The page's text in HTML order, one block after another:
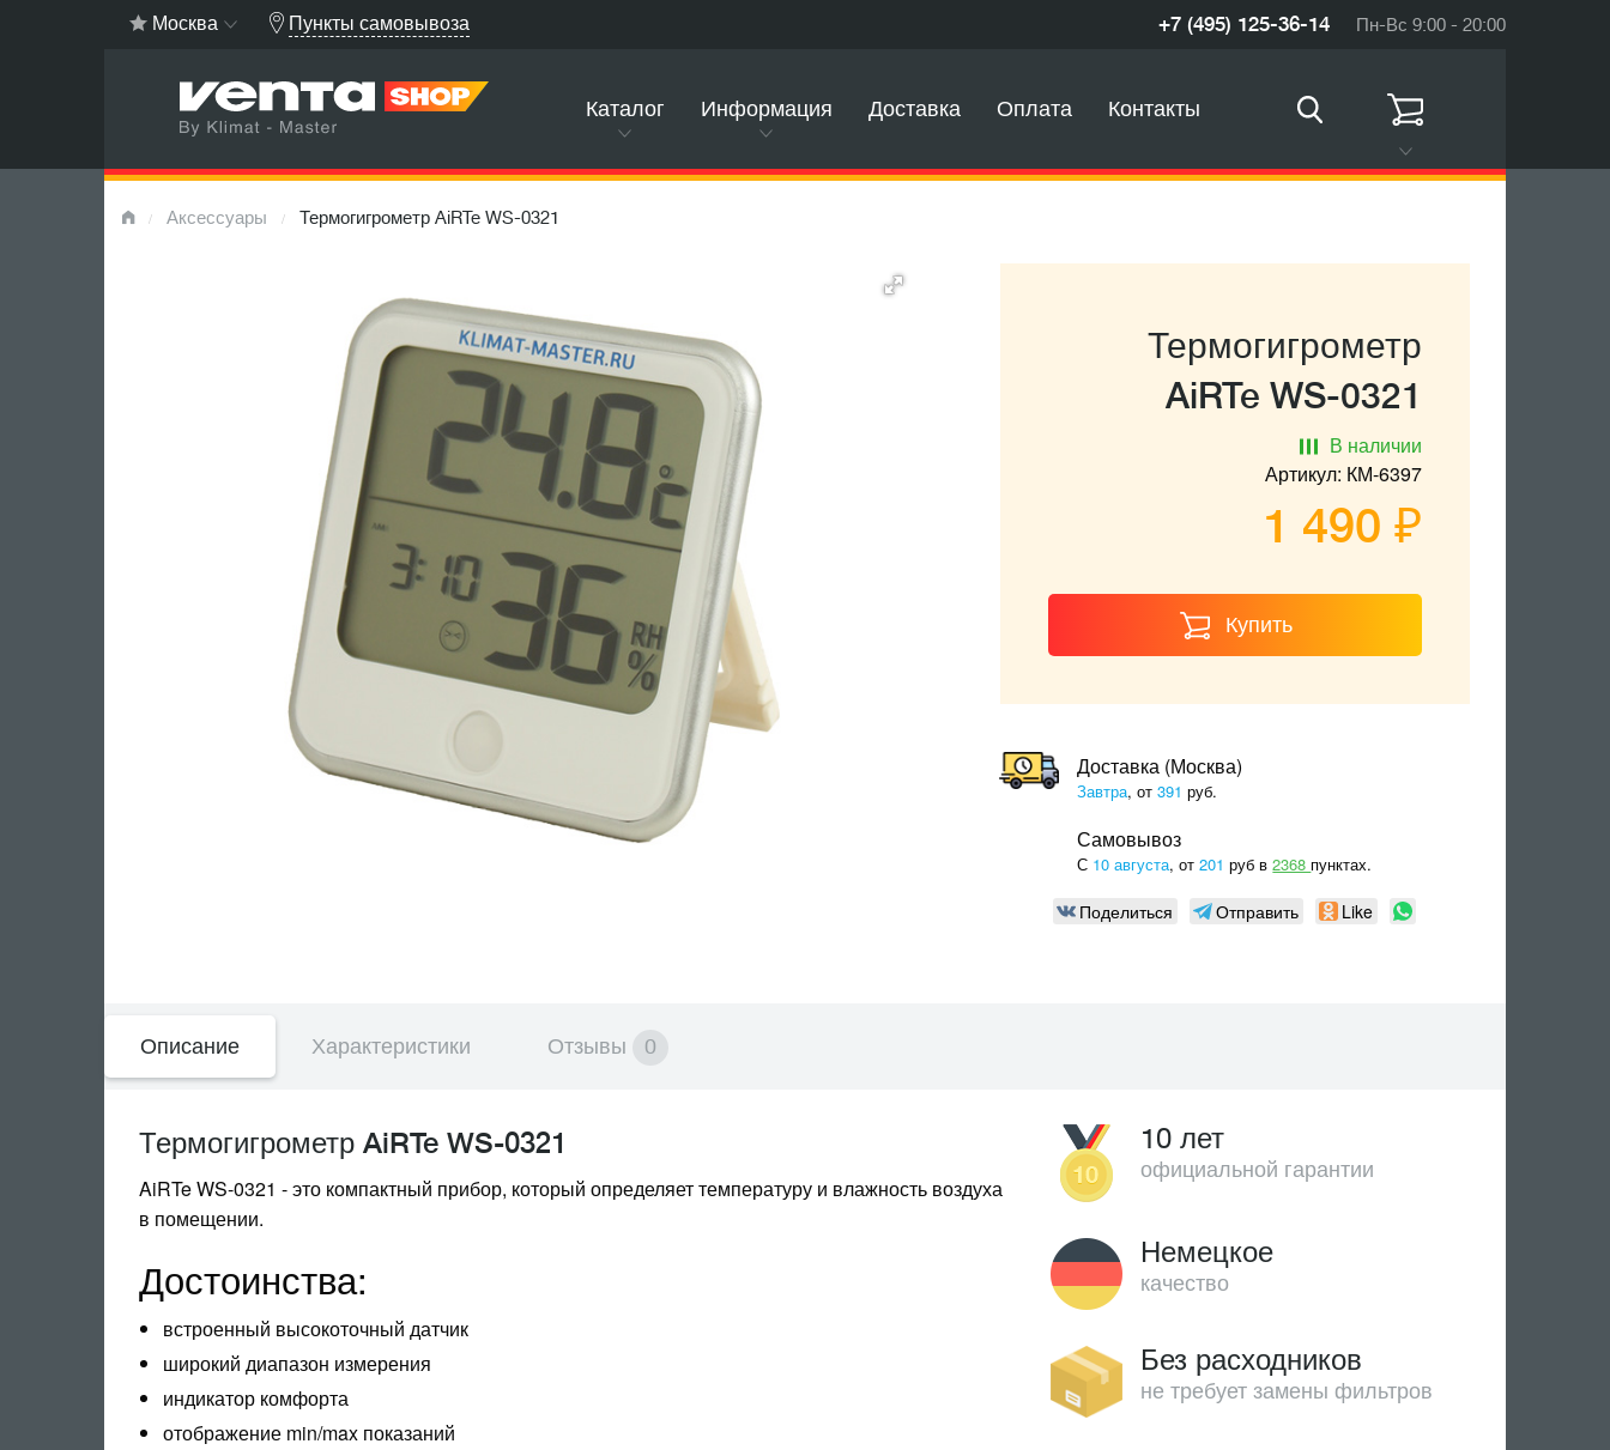
Москва Пункты самовывоза +7 (495) 125-36-14 Пн-Вс 9:00 - 20:00
Каталог Информация Доставка Оплата Контакты
Аксессуары Термогигрометр AiRTe WS-0321
Термогигрометр
AiRTe WS-0321
В наличии
Артикул: КМ-6397
1 490 ₽
Купить
Доставка (Москва)
Завтра, от391 руб.
Самовывоз
С 10 августа, от201 руб в2368пунктах.
Поделиться Отправить Like
Описание Характеристики Отзывы 0
Термогигрометр AiRTe WS-0321
AiRTe WS-0321 - это компактный прибор, который определяет температуру и влажность воздуха
в помещении.
Достоинства:
встроенный высокоточный датчик
широкий диапазон измерения
индикатор комфорта
отображение min/max показаний
10 лет
официальной гарантии
Немецкое
качество
Без расходников
не требует замены фильтров